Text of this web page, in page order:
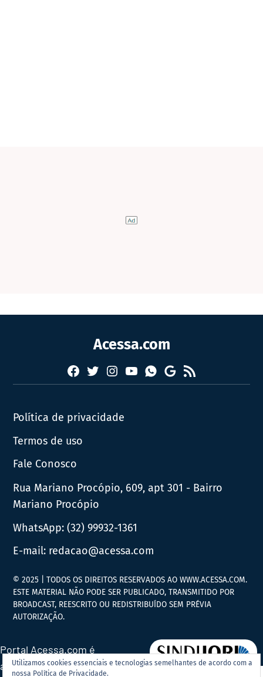
Acessa.com
Facebook
TwitterInstagram
YouTubeWhatsapp
Google
News
RSS
Política de privacidade
Termos de uso
Fale Conosco
Rua Mariano Procópio, 609, apt 301 - Bairro
Mariano Procópio
WhatsApp:(32) 99932-1361
E-mail: redacao@acessa.com
Utilizamos cookies essenciais e tecnologias semelhantes de acordo com a
nossa Política de Privacidade.
© 2025 | TODOS OS DIREITOS RESERVADOS AO WWW.ACESSA.COM.
ESTE MATERIAL NÃO PODE SER PUBLICADO, TRANSMITIDO POR
BROADCAST, REESCRITO OU REDISTRIBUÍDO SEM PRÉVIA
AUTORIZAÇÃO.
Portal Acessa.com é
associado ao